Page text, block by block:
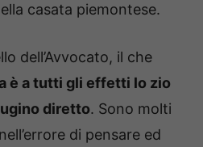
casata piemontese.
dell’Avvocato, il che
è a tutti gli effetti lo zio
diretto. Sono molti
di pensare ed